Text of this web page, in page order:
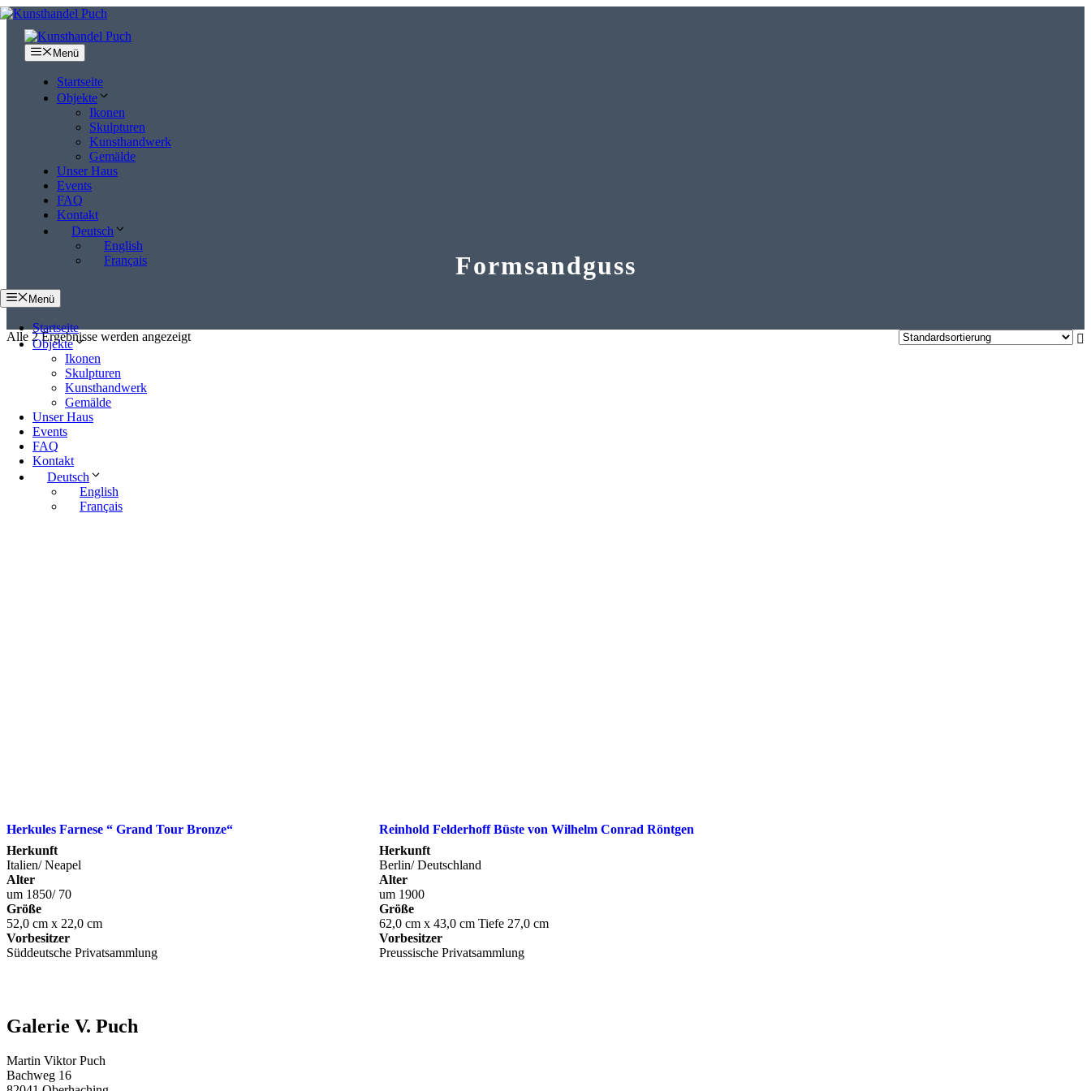
Zum
Inhalt
springen
Menü
Startseite
Objekte
Ikonen
Skulpturen
Kunsthandwerk
Gemälde
Unser Haus
Events
FAQ
Kontakt
Deutsch
English
Français
Menü
Startseite
Objekte
Ikonen
Skulpturen
Kunsthandwerk
Gemälde
Unser Haus
Events
FAQ
Kontakt
Deutsch
English
Français
Formsandguss
Alle 2 Ergebnisse werden angezeigt
Herkules Farnese “ Grand Tour Bronze“
Herkunft
Italien/ Neapel
Alter
um 1850/ 70
Größe
52,0 cm x 22,0 cm
Vorbesitzer
Süddeutsche Privatsammlung
Reinhold Felderhoff Büste von Wilhelm Conrad Röntgen
Herkunft
Berlin/ Deutschland
Alter
um 1900
Größe
62,0 cm x 43,0 cm Tiefe 27,0 cm
Vorbesitzer
Preussische Privatsammlung
Galerie V. Puch
Martin Viktor Puch
Bachweg 16